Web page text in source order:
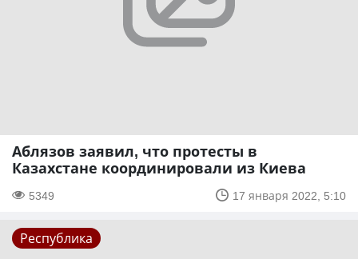
Аблязов заявил, что протесты в
Казахстане координировали из Киева
5349 17 января 2022, 5:10
Республика